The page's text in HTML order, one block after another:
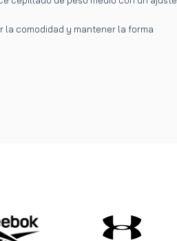
la comodidad y mantener la forma